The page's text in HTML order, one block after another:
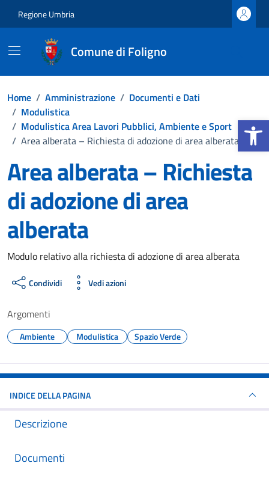
Apri la
Regione Umbria
Comune di Foligno
Home / Amministrazione / Documenti e Dati
/ Modulistica
/ Modulistica Area Lavori Pubblici, Ambiente e Sport
/ Area alberata – Richiesta di adozione di area alberata
Area alberata – Richiesta
di adozione di area
alberata
Dettagli del documento
Modulo relativo alla richiesta di adozione di area alberata
Condividi Vedi azioni
Argomenti
Ambiente Modulistica Spazio Verde
INDICE DELLA PAGINA
Descrizione
Documenti